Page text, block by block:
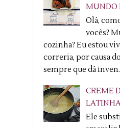
MUNDO
Olá,
vocês?
cozinha? Eu estou
correria, por causa
sempre que dá
CREME
Ele